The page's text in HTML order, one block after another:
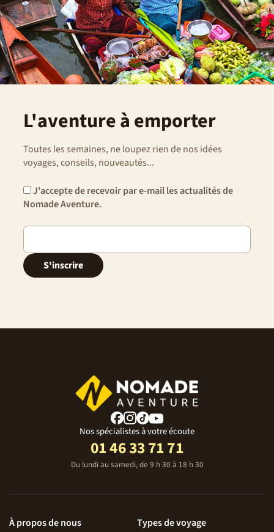
L'aventure à emporter
Toutes les semaines, ne loupez rien de nos idées
voyages, conseils, nouveautés...
J'accepte de recevoir par e-mail les actualités de
Nomade Aventure.
S'inscrire
Nos spécialistes à votre écoute
01 46 33 71 71
Du lundi au samedi, de 9 h 30 à 18 h 30
À propos de nous Types de voyage